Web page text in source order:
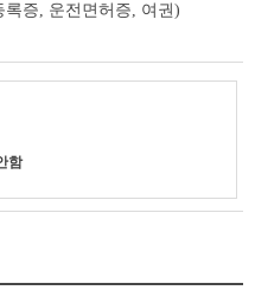
증, 운전면허증, 여권)
함